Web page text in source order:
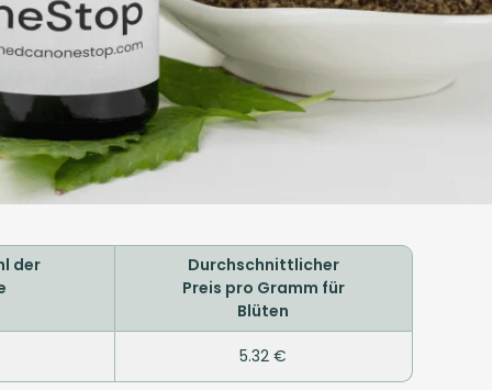
der
Durchschnittlicher
Preis pro Gramm für
Blüten
5.32 €